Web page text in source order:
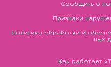
Сообщить о
Признаки
Политика обработки и
ных
Как работает